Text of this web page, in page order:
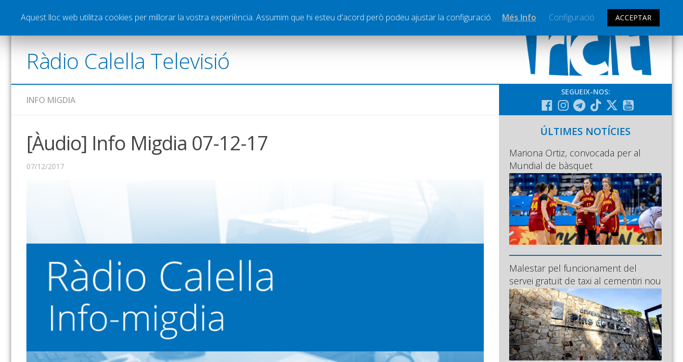
Notícies Esports Pòdcasts Vídeos Graella Publicitat Contacte
Ràdio Calella Televisió
INFO MIGDIA
[Àudio] Info Migdia 07-12-17
07/12/2017
SEGUEIX-NOS:
ÚLTIMES NOTÍCIES
Mariona Ortiz, convocada per al
Mundial de bàsquet
Malestar pel funcionament del
servei gratuït de taxi al cementiri nou
Aquest lloc web utilitza cookies per millorar la vostra experiència. Assumim que hi esteu d'acord però podeu ajustar la configuració. Més Info Configuració ACCEPTAR